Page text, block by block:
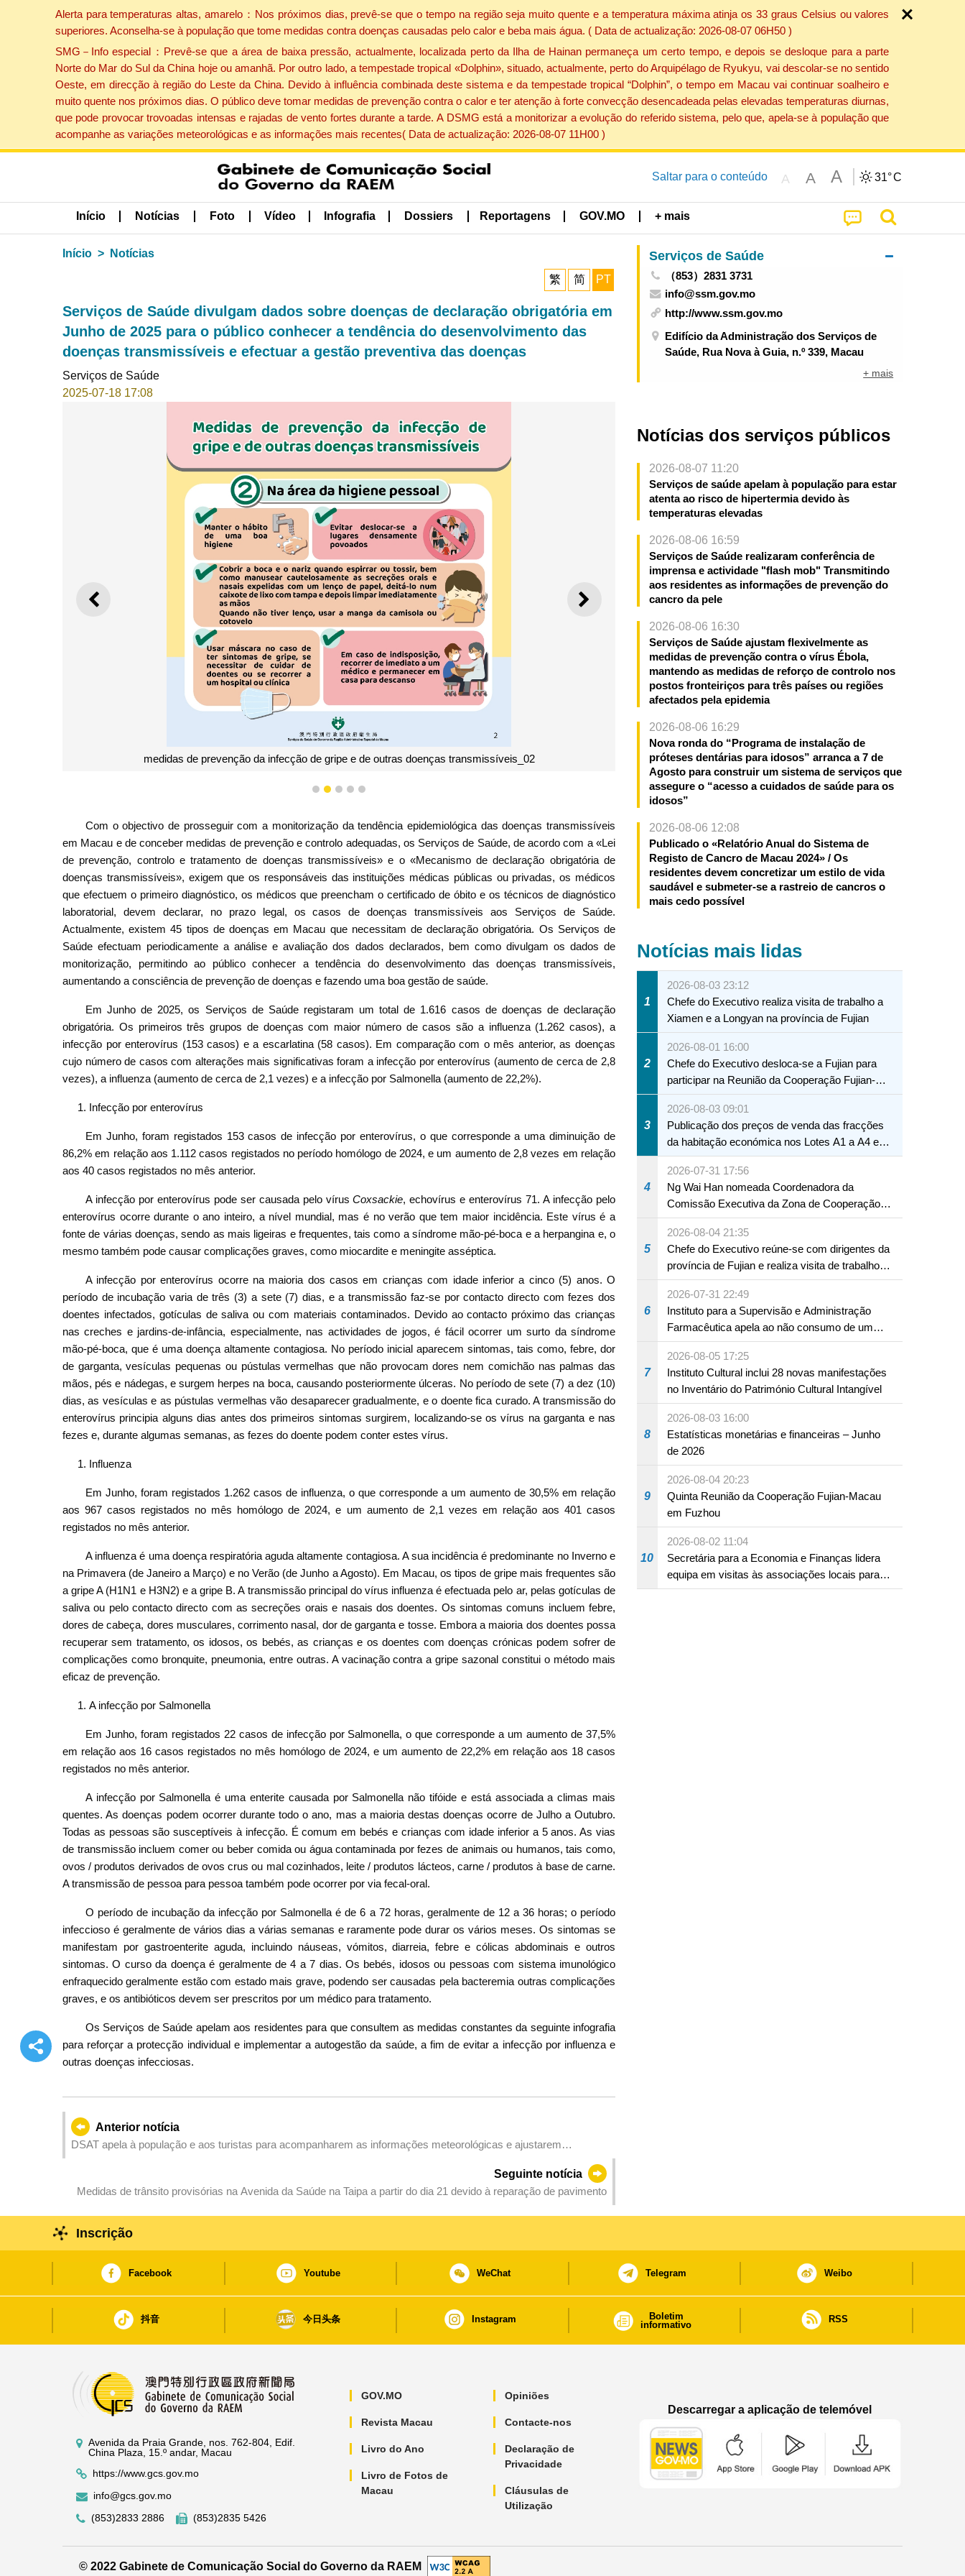
Alerta para temperaturas altas, amarelo：Nos próximos dias, prevê-se que o tempo na região seja muito quente e a temperatura máxima atinja os 33 graus Celsius ou valores
superiores. Aconselha-se à população que tome medidas contra doenças causadas pelo calor e beba mais água. ( Data de actualização: 2026-08-07 06H50 )
SMG－Info especial：Prevê-se que a área de baixa pressão, actualmente, localizada perto da Ilha de Hainan permaneça um certo tempo, e depois se desloque para a parte
Norte do Mar do Sul da China hoje ou amanhã. Por outro lado, a tempestade tropical «Dolphin», situado, actualmente, perto do Arquipélago de Ryukyu, vai descolar-se no sentido
Oeste, em direcção à região do Leste da China. Devido à influência combinada deste sistema e da tempestade tropical “Dolphin”, o tempo em Macau vai continuar soalheiro e
muito quente nos próximos dias. O público deve tomar medidas de prevenção contra o calor e ter atenção à forte convecção desencadeada pelas elevadas temperaturas diurnas,
que pode provocar trovoadas intensas e rajadas de vento fortes durante a tarde. A DSMG está a monitorizar a evolução do referido sistema, pelo que, apela-se à população que
acompanhe as variações meteorológicas e as informações mais recentes( Data de actualização: 2026-08-07 11H00 )
Saltar para o conteúdo A A A 31°C
Início Notícias Foto Vídeo Infografia Dossiers Reportagens GOV.MO + mais
Início Notícias
繁 简 PT
Serviços de Saúde divulgam dados sobre doenças de declaração obrigatória em
Junho de 2025 para o público conhecer a tendência do desenvolvimento das
doenças transmissíveis e efectuar a gestão preventiva das doenças
Serviços de Saúde
2025-07-18 17:08
ANTERIOR SEGUINTE
medidas de prevenção da infecção de gripe e de outras doenças transmissíveis_02
1 2 3 4 5
Com o objectivo de prosseguir com a monitorização da tendência epidemiológica das doenças transmissíveis
em Macau e de conceber medidas de prevenção e controlo adequadas, os Serviços de Saúde, de acordo com a «Lei
de prevenção, controlo e tratamento de doenças transmissíveis» e o «Mecanismo de declaração obrigatória de
doenças transmissíveis», exigem que os responsáveis das instituições médicas públicas ou privadas, os médicos
que efectuem o primeiro diagnóstico, os médicos que preencham o certificado de óbito e os técnicos de diagnóstico
laboratorial, devem declarar, no prazo legal, os casos de doenças transmissíveis aos Serviços de Saúde.
Actualmente, existem 45 tipos de doenças em Macau que necessitam de declaração obrigatória. Os Serviços de
Saúde efectuam periodicamente a análise e avaliação dos dados declarados, bem como divulgam os dados de
monitorização, permitindo ao público conhecer a tendência do desenvolvimento das doenças transmissíveis,
aumentando a consciência de prevenção de doenças e fazendo uma boa gestão de saúde.
Em Junho de 2025, os Serviços de Saúde registaram um total de 1.616 casos de doenças de declaração
obrigatória. Os primeiros três grupos de doenças com maior número de casos são a influenza (1.262 casos), a
infecção por enterovírus (153 casos) e a escarlatina (58 casos). Em comparação com o mês anterior, as doenças
cujo número de casos com alterações mais significativas foram a infecção por enterovírus (aumento de cerca de 2,8
vezes), a influenza (aumento de cerca de 2,1 vezes) e a infecção por Salmonella (aumento de 22,2%).
Infecção por enterovírus
Em Junho, foram registados 153 casos de infecção por enterovírus, o que corresponde a uma diminuição de
86,2% em relação aos 1.112 casos registados no período homólogo de 2024, e um aumento de 2,8 vezes em relação
aos 40 casos registados no mês anterior.
A infecção por enterovírus pode ser causada pelo vírusCoxsackie, echovírus e enterovírus 71. A infecção pelo
enterovírus ocorre durante o ano inteiro, a nível mundial, mas é no verão que tem maior incidência. Este vírus é a
fonte de várias doenças, sendo as mais ligeiras e frequentes, tais como a síndrome mão-pé-boca e a herpangina e, o
mesmo também pode causar complicações graves, como miocardite e meningite asséptica.
A infecção por enterovírus ocorre na maioria dos casos em crianças com idade inferior a cinco (5) anos. O
período de incubação varia de três (3) a sete (7) dias, e a transmissão faz-se por contacto directo com fezes dos
doentes infectados, gotículas de saliva ou com materiais contaminados. Devido ao contacto próximo das crianças
nas creches e jardins-de-infância, especialmente, nas actividades de jogos, é fácil ocorrer um surto da síndrome
mão-pé-boca, que é uma doença altamente contagiosa. No período inicial aparecem sintomas, tais como, febre, dor
de garganta, vesículas pequenas ou pústulas vermelhas que não provocam dores nem comichão nas palmas das
mãos, pés e nádegas, e surgem herpes na boca, causando posteriormente úlceras. No período de sete (7) a dez (10)
dias, as vesículas e as pústulas vermelhas vão desaparecer gradualmente, e o doente fica curado. A transmissão do
enterovírus principia alguns dias antes dos primeiros sintomas surgirem, localizando-se os vírus na garganta e nas
fezes e, durante algumas semanas, as fezes do doente podem conter estes vírus.
Influenza
Em Junho, foram registados 1.262 casos de influenza, o que corresponde a um aumento de 30,5% em relação
aos 967 casos registados no mês homólogo de 2024, e um aumento de 2,1 vezes em relação aos 401 casos
registados no mês anterior.
A influenza é uma doença respiratória aguda altamente contagiosa. A sua incidência é predominante no Inverno e
na Primavera (de Janeiro a Março) e no Verão (de Junho a Agosto). Em Macau, os tipos de gripe mais frequentes são
a gripe A (H1N1 e H3N2) e a gripe B. A transmissão principal do vírus influenza é efectuada pelo ar, pelas gotículas de
saliva ou pelo contacto directo com as secreções orais e nasais dos doentes. Os sintomas comuns incluem febre,
dores de cabeça, dores musculares, corrimento nasal, dor de garganta e tosse. Embora a maioria dos doentes possa
recuperar sem tratamento, os idosos, os bebés, as crianças e os doentes com doenças crónicas podem sofrer de
complicações como bronquite, pneumonia, entre outras. A vacinação contra a gripe sazonal constitui o método mais
eficaz de prevenção.
A infecção por Salmonella
Em Junho, foram registados 22 casos de infecção por Salmonella, o que corresponde a um aumento de 37,5%
em relação aos 16 casos registados no mês homólogo de 2024, e um aumento de 22,2% em relação aos 18 casos
registados no mês anterior.
A infecção por Salmonella é uma enterite causada por Salmonella não tifóide e está associada a climas mais
quentes. As doenças podem ocorrer durante todo o ano, mas a maioria destas doenças ocorre de Julho a Outubro.
Todas as pessoas são susceptíveis à infecção. É comum em bebés e crianças com idade inferior a 5 anos. As vias
de transmissão incluem comer ou beber comida ou água contaminada por fezes de animais ou humanos, tais como,
ovos / produtos derivados de ovos crus ou mal cozinhados, leite / produtos lácteos, carne / produtos à base de carne.
A transmissão de pessoa para pessoa também pode ocorrer por via fecal-oral.
O período de incubação da infecção por Salmonella é de 6 a 72 horas, geralmente de 12 a 36 horas; o período
infeccioso é geralmente de vários dias a várias semanas e raramente pode durar os vários meses. Os sintomas se
manifestam por gastroenterite aguda, incluindo náuseas, vómitos, diarreia, febre e cólicas abdominais e outros
sintomas. O curso da doença é geralmente de 4 a 7 dias. Os bebés, idosos ou pessoas com sistema imunológico
enfraquecido geralmente estão com estado mais grave, podendo ser causadas pela bacteremia outras complicações
graves, e os antibióticos devem ser prescritos por um médico para tratamento.
Os Serviços de Saúde apelam aos residentes para que consultem as medidas constantes da seguinte infografia
para reforçar a protecção individual e implementar a autogestão da saúde, a fim de evitar a infecção por influenza e
outras doenças infecciosas.
Anterior notícia
DSAT apela à população e aos turistas para acompanharem as informações meteorológicas e ajustarem
Seguinte notícia
Medidas de trânsito provisórias na Avenida da Saúde na Taipa a partir do dia 21 devido à reparação de pavimento
Serviços de Saúde
（853）2831 3731
info@ssm.gov.mo
http://www.ssm.gov.mo
Edifício da Administração dos Serviços de
Saúde, Rua Nova à Guia, n.º 339, Macau
+ mais
Notícias dos serviços públicos
2026-08-07 11:20
Serviços de saúde apelam à população para estar
atenta ao risco de hipertermia devido às
temperaturas elevadas
2026-08-06 16:59
Serviços de Saúde realizaram conferência de
imprensa e actividade "flash mob" Transmitindo
aos residentes as informações de prevenção do
cancro da pele
2026-08-06 16:30
Serviços de Saúde ajustam flexivelmente as
medidas de prevenção contra o vírus Ébola,
mantendo as medidas de reforço de controlo nos
postos fronteiriços para três países ou regiões
afectados pela epidemia
2026-08-06 16:29
Nova ronda do “Programa de instalação de
próteses dentárias para idosos” arranca a 7 de
Agosto para construir um sistema de serviços que
assegure o “acesso a cuidados de saúde para os
idosos”
2026-08-06 12:08
Publicado o «Relatório Anual do Sistema de
Registo de Cancro de Macau 2024» / Os
residentes devem concretizar um estilo de vida
saudável e submeter-se a rastreio de cancros o
mais cedo possível
Notícias mais lidas
1
2026-08-03 23:12
Chefe do Executivo realiza visita de trabalho a
Xiamen e a Longyan na província de Fujian
2
2026-08-01 16:00
Chefe do Executivo desloca-se a Fujian para
participar na Reunião da Cooperação Fujian-
Macau
3
2026-08-03 09:01
Publicação dos preços de venda das fracções
da habitação económica nos Lotes A1 a A4 e
A12 da Zona A dos Novos Aterros
4
2026-07-31 17:56
Ng Wai Han nomeada Coordenadora da
Comissão Executiva da Zona de Cooperação
Aprofundada entre Guangdong e Macau em
Hengqin
5
2026-08-04 21:35
Chefe do Executivo reúne-se com dirigentes da
província de Fujian e realiza visita de trabalho
em Fuzhou
6
2026-07-31 22:49
Instituto para a Supervisão e Administração
Farmacêutica apela ao não consumo de um
produto com substâncias medicamentosas
ocidentais
7
2026-08-05 17:25
Instituto Cultural inclui 28 novas manifestações
no Inventário do Património Cultural Intangível
8
2026-08-03 16:00
Estatísticas monetárias e financeiras – Junho
de 2026
9
2026-08-04 20:23
Quinta Reunião da Cooperação Fujian-Macau
em Fuzhou
10
2026-08-02 11:04
Secretária para a Economia e Finanças lidera
equipa em visitas às associações locais para
consolidar consensos e promover os trabalhos
Inscrição
Facebook Youtube WeChat Telegram Weibo
抖音 今日头条 Instagram
Boletim
informativo
RSS
Avenida da Praia Grande, nos. 762-804, Edif.
China Plaza, 15.º andar, Macau
https://www.gcs.gov.mo
info@gcs.gov.mo
(853)2833 2886
(853)2835 5426
GOV.MO
Revista Macau
Livro do Ano
Livro de Fotos de
Macau
Opiniões
Contacte-nos
Declaração de
Privacidade
Cláusulas de
Utilização
Descarregar a aplicação de telemóvel
© 2022 Gabinete de Comunicação Social do Governo da RAEM